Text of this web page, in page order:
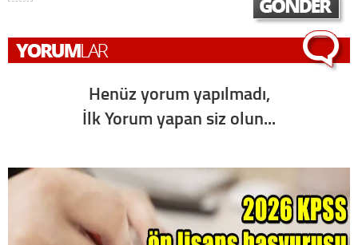
Henüz yorum yapılmadı,
İlk Yorum yapan siz olun...